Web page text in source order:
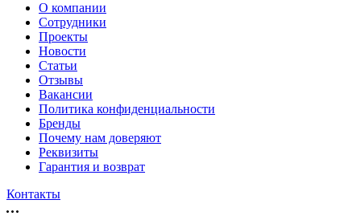
О компании
Сотрудники
Проекты
Новости
Статьи
Отзывы
Вакансии
Политика конфиденциальности
Бренды
Почему нам доверяют
Реквизиты
Гарантия и возврат
Контакты